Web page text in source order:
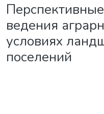
ведения
условиях
поселений